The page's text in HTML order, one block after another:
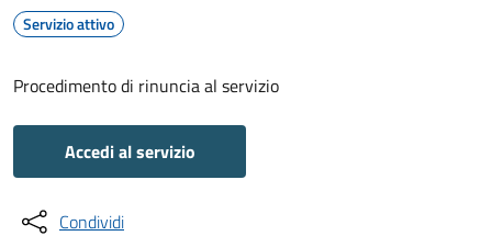
Servizio attivo
Procedimento di rinuncia al servizio
Accedi al servizio
Condividi